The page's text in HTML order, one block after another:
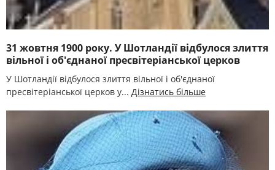
31 жовтня 1900 року. У Шотландії відбулося злиття
вільної і об'єднаної пресвітеріанської церков
У Шотландії відбулося злиття вільної і об'єднаної
пресвітеріанської церков у... Дізнатись більше